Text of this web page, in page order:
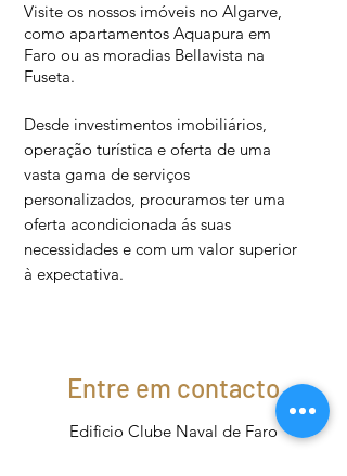
Visite os nossos imóveis no Algarve,
como apartamentos Aquapura em
Faro ou as moradias Bellavista na
Fuseta.
Desde investimentos imobiliários,
operação turística e oferta de uma
vasta gama de serviços
personalizados, procuramos ter uma
oferta acondicionada ás suas
necessidades e com um valor superior
à expectativa.
Entre em contacto
Edificio Clube Naval de Faro